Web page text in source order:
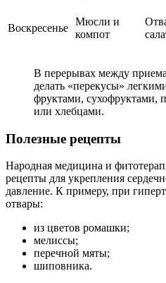
Воскресенье
Мюсли и
компот
В перерывах между
делать «перекусы»
фруктами, сухофруктами,
или хлебцами.
Полезные рецепты
Народная медицина и
рецепты для укрепления
давление. К примеру, при
отвары:
из цветов ромашки;
мелиссы;
перечной мяты;
шиповника.